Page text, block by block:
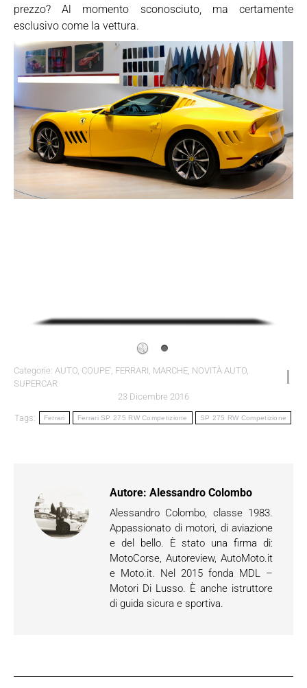
prezzo? Al momento sconosciuto, ma certamente
esclusivo come la vettura.
Categorie: AUTO, COUPE', FERRARI, MARCHE, NOVITÀ AUTO,
SUPERCAR
23 Dicembre 2016
Tags: Ferrari Ferrari SP 275 RW Competizione SP 275 RW Competizione
Autore: Alessandro Colombo
Alessandro Colombo, classe 1983.
Appassionato di motori, di aviazione
e del bello. È stato una firma di:
MotoCorse, Autoreview, AutoMoto.it
e Moto.it. Nel 2015 fonda MDL –
Motori Di Lusso. È anche istruttore
di guida sicura e sportiva.